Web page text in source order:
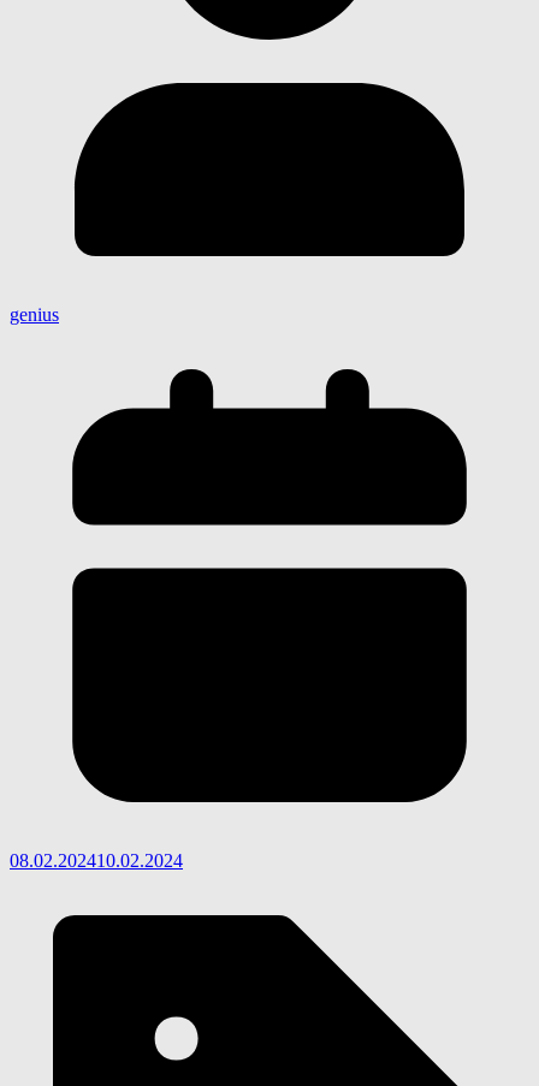
genius
08.02.202410.02.2024